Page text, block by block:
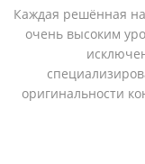
Каждая решённая
очень высоким
оригинальности